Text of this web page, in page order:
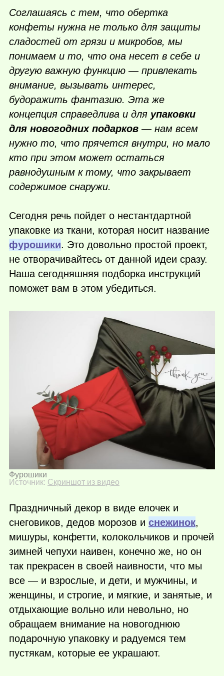
Соглашаясь с тем, что обертка
конфеты нужна не только для защиты
сладостей от грязи и микробов, мы
понимаем и то, что она несет в себе и
другую важную функцию — привлекать
внимание, вызывать интерес,
будоражить фантазию. Эта же
концепция справедлива и для упаковки
для новогодних подарков — нам всем
нужно то, что прячется внутри, но мало
кто при этом может остаться
равнодушным к тому, что закрывает
содержимое снаружи.
Сегодня речь пойдет о нестантдартной
упаковке из ткани, которая носит название
фурошики. Это довольно простой проект,
не отворачивайтесь от данной идеи сразу.
Наша сегодняшняя подборка инструкций
поможет вам в этом убедиться.
Фурошики
Источник: Скриншот из видео
Праздничный декор в виде елочек и
снеговиков, дедов морозов и снежинок,
мишуры, конфетти, колокольчиков и прочей
зимней чепухи наивен, конечно же, но он
так прекрасен в своей наивности, что мы
все — и взрослые, и дети, и мужчины, и
женщины, и строгие, и мягкие, и занятые, и
отдыхающие вольно или невольно, но
обращаем внимание на новогоднюю
подарочную упаковку и радуемся тем
пустякам, которые ее украшают.